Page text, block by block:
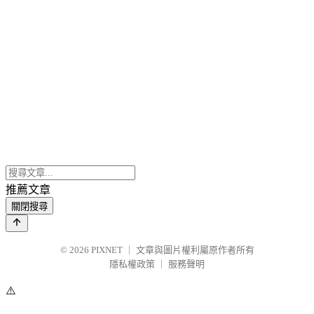
推薦文章
關閉搜尋
© 2026 PIXNET
文章與圖片權利屬原作者所有
隱私權政策
服務聲明
⚠️